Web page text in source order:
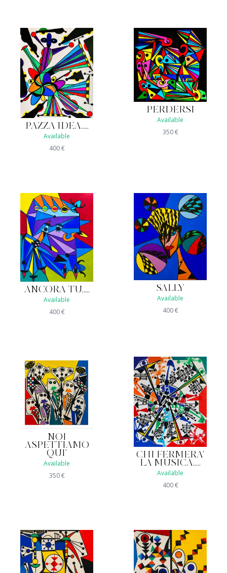
PAZZA IDEA.....
Available
400€
PERDERSI
Available
350€
ANCORA TU.....
Available
400€
SALLY
Available
400€
NOI
ASPETTIAMO
QUI'
Available
350€
CHI FERMERA'
LA MUSICA.....
Available
400€